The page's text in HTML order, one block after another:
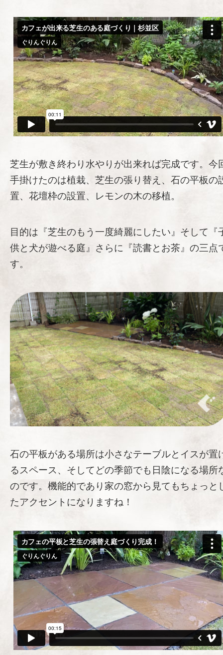
芝生が敷き終わり水やりが出来れば完成です。今
手掛けたのは植栽、芝生の張り替え、石の平板の
置、花壇枠の設置、レモンの木の移植。
目的は『芝生のもう一度綺麗にしたい』そして『
供と犬が遊べる庭』さらに『読書とお茶』の三点
す。
石の平板がある場所は小さなテーブルとイスが置
るスペース、そしてどの季節でも日陰になる場所
のです。機能的であり家の窓から見てもちょっと
たアクセントになりますね！